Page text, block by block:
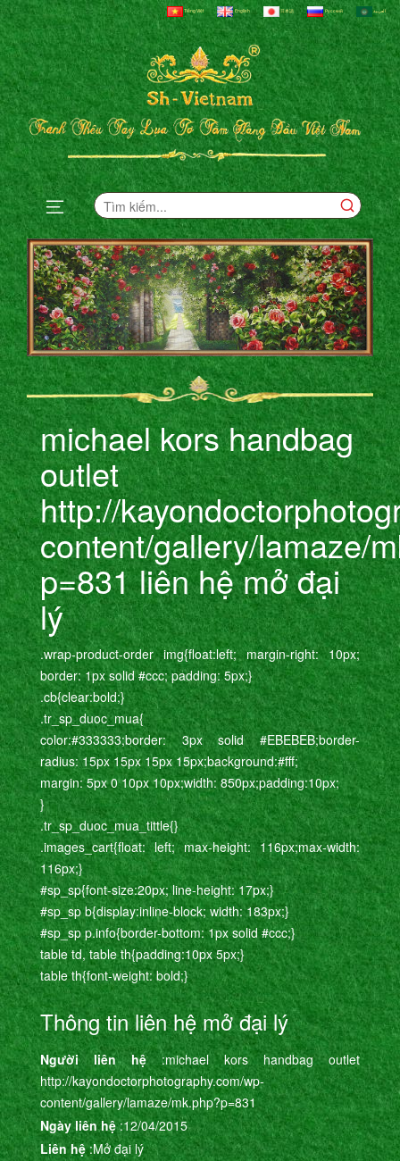
Tiếng Việt English 日本語 Русский العربية
michael kors handbag
outlet
http://
content/gallery/lamaze/
p=831 liên hệ mở đại
lý
.wrap-product-order img{float:left; margin-right: 10px;
border: 1px solid #ccc; padding: 5px;}
.cb{clear:bold;}
.tr_sp_duoc_mua{
color:#333333;border: 3px solid #EBEBEB;border-
radius: 15px 15px 15px 15px;background:#fff;
margin: 5px 0 10px 10px;width: 850px;padding:10px;
}
.tr_sp_duoc_mua_tittle{}
.images_cart{float: left; max-height: 116px;max-width:
116px;}
#sp_sp{font-size:20px; line-height: 17px;}
#sp_sp b{display:inline-block; width: 183px;}
#sp_sp p.info{border-bottom: 1px solid #ccc;}
table td, table th{padding:10px 5px;}
table th{font-weight: bold;}
Thông tin liên hệ mở đại lý
Người liên hệ:michael kors handbag outlet
http://kayondoctorphotography.com/wp-
content/gallery/lamaze/mk.php?p=831
Ngày liên hệ:12/04/2015
Liên hệ:Mở đại lý